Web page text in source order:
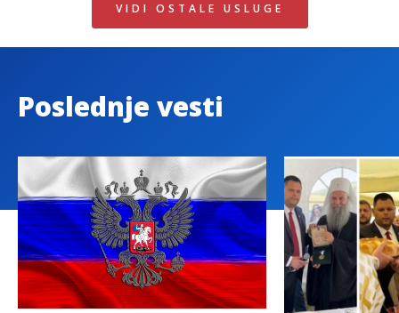
VIDI OSTALE USLUGE
Poslednje vesti